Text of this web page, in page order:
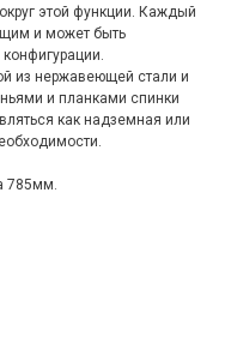
этой функции. Каждый
и может быть
из нержавеющей стали и
и планками спинки
как надземная или
785мм.